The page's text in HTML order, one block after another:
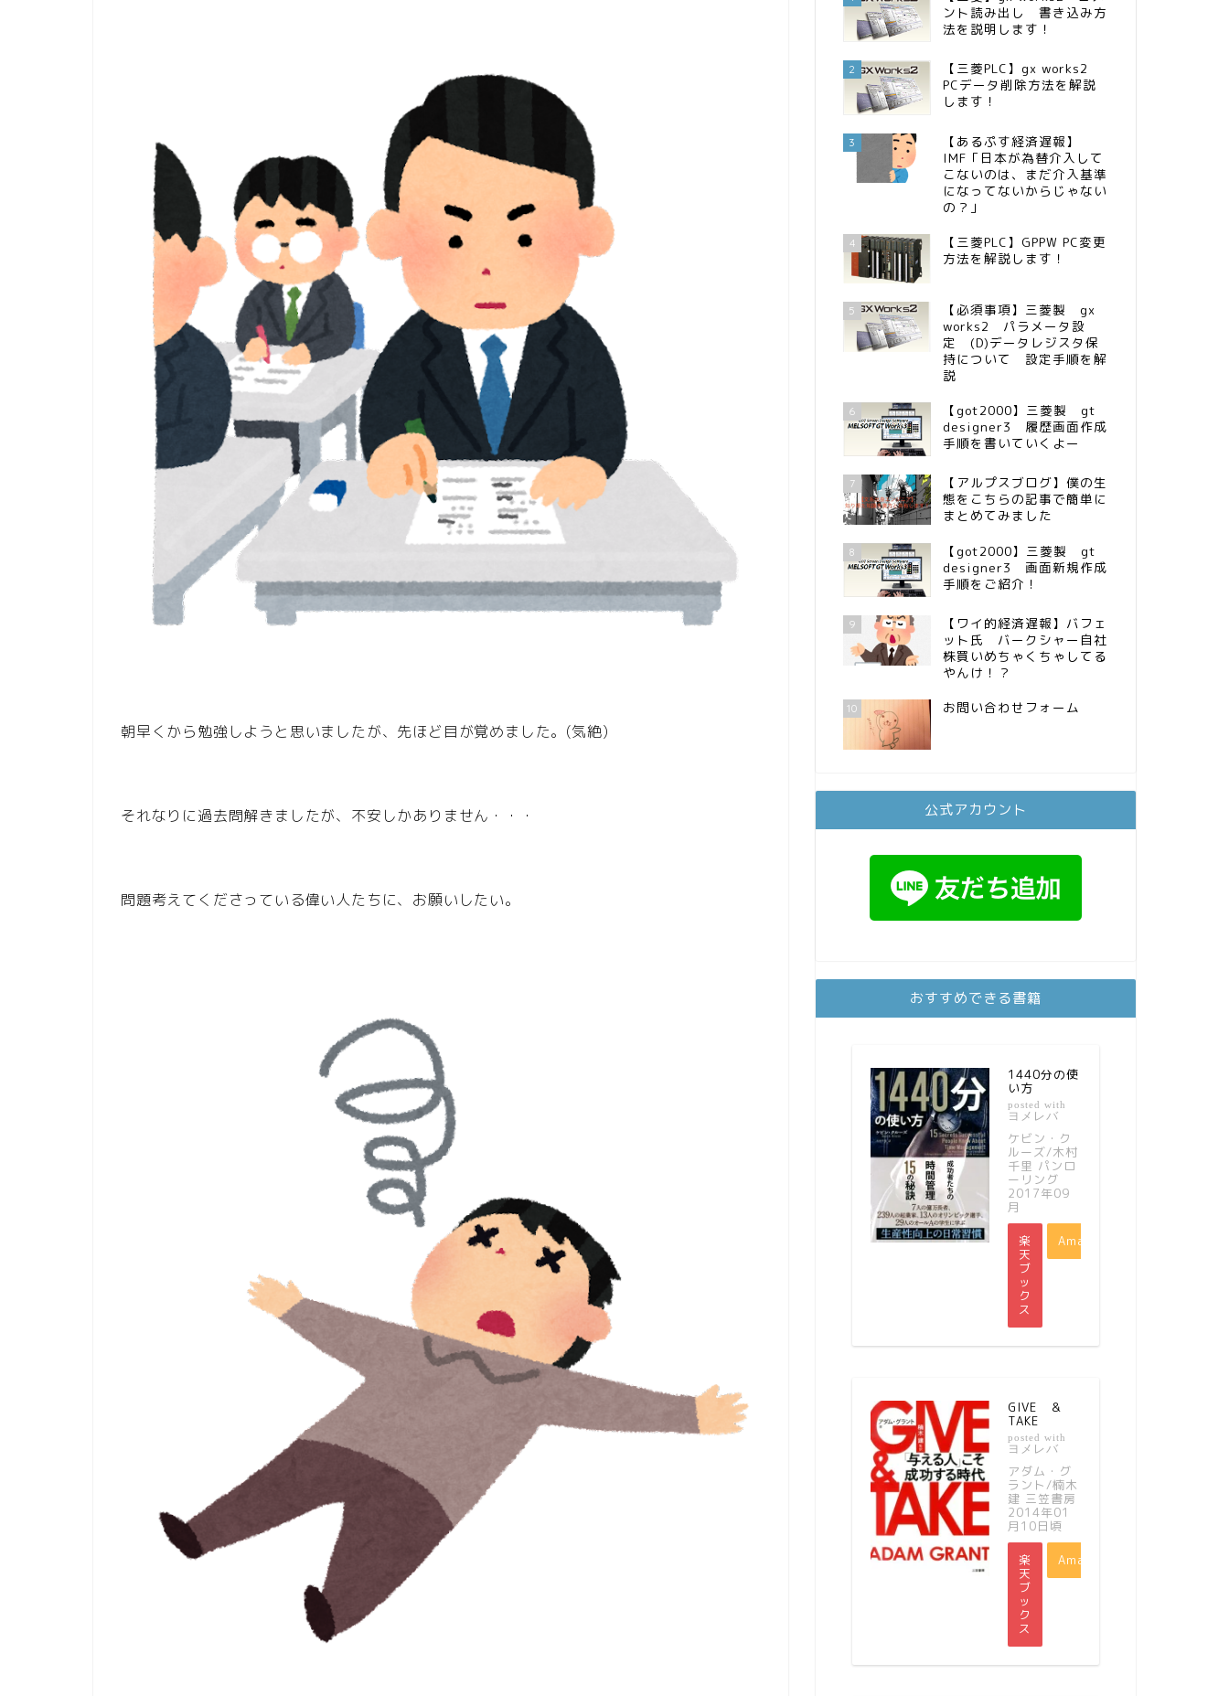
朝早くから勉強しようと思いましたが、先ほど目が覚めました。(気絶)
それなりに過去問解きましたが、不安しかありません・・・
問題考えてくださっている偉い人たちに、お願いしたい。
ント読み出し 書き込み方
法を説明します！
2
【三菱PLC】gx works2
PCデータ削除方法を解説
します！
3
【あるぷす経済遅報】
IMF「日本が為替介入して
こないのは、まだ介入基準
になってないからじゃない
の？」
4
【三菱PLC】GPPW PC変更
方法を解説します！
5
【必須事項】三菱製 gx
works2 パラメータ設
定 (D)データレジスタ保
持について 設定手順を解
説
6
【got2000】三菱製 gt
designer3 履歴画面作成
手順を書いていくよー
7
【アルプスブログ】僕の生
態をこちらの記事で簡単に
まとめてみました
8
【got2000】三菱製 gt
designer3 画面新規作成
手順をご紹介！
9
【ワイ的経済遅報】バフェ
ット氏 バークシャー自社
株買いめちゃくちゃしてる
やんけ！？
10 お問い合わせフォーム
公式アカウント
おすすめできる書籍
1440分の使
い方
posted with
ヨメレバ
ケビン・ク
ルーズ/木村
千里 パンロ
ーリング
2017年09
月
楽
天
ブ
ッ
ク
ス
Amazon
GIVE ＆
TAKE
posted with
ヨメレバ
アダム・グ
ラント/楠木
建 三笠書房
2014年01
月10日頃
楽
天
ブ
ッ
ク
ス
Amazon